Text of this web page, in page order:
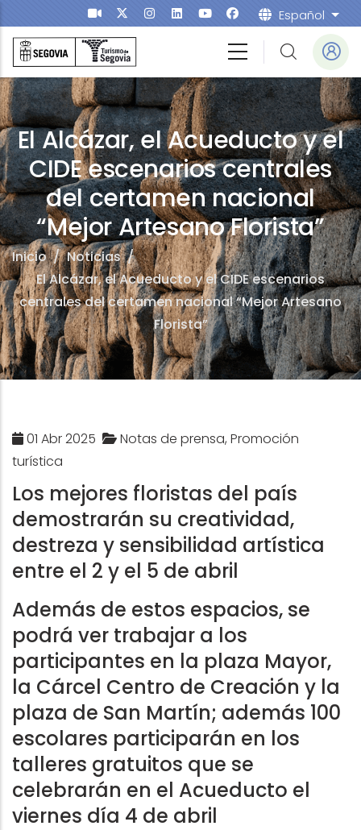
Pasar al contenido principal Español
El Alcázar, el Acueducto y el
CIDE escenarios centrales
del certamen nacional
“Mejor Artesano Florista”
Inicio/ Noticias/
El Alcázar, el Acueducto y el CIDE escenarios
centrales del certamen nacional “Mejor Artesano
Florista”
01 Abr 2025
Notas de prensa, Promoción
turística
Los mejores floristas del país
demostrarán su creatividad,
destreza y sensibilidad artística
entre el 2 y el 5 de abril
Además de estos espacios, se
podrá ver trabajar a los
participantes en la plaza Mayor,
la Cárcel Centro de Creación y la
plaza de San Martín; además 100
escolares participarán en los
talleres gratuitos que se
celebrarán en el Acueducto el
viernes día 4 de abril